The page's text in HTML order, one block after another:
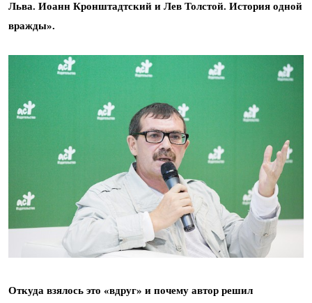
Льва. Иоанн Кронштадтский и Лев Толстой. История одной
вражды».
Откуда взялось это «вдруг» и почему автор решил